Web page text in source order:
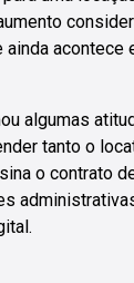
acontece
algumas
tanto o
o contrato